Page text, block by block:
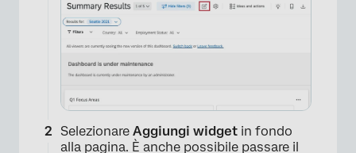
Selezionare Aggiungi widget in fondo
alla pagina. È anche possibile passare il